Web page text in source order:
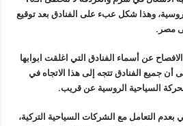
وهذا شكل عبء على الفنادق بعد توقيع
مصر.
عن أسماء الفنادق التي اغلقت ابوابها
أن جميع الفنادق تتجه إلى هذا الاتجاه في
السياحية الروسية عن قريب.
بعدم التعامل مع الشركات السياحية التركية،